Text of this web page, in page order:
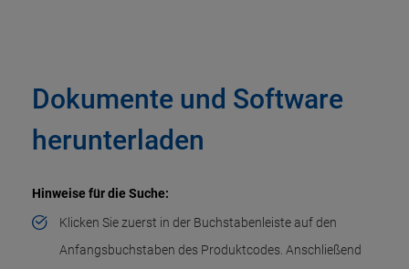
Dokumente und Software
herunterladen
Hinweise für die Suche:
Klicken Sie zuerst in der Buchstabenleiste auf den
Anfangsbuchstaben des Produktcodes. Anschließend